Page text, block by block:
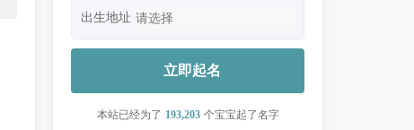
出生地址
立即起名
本站已经为了 193,203 个宝宝起了名字